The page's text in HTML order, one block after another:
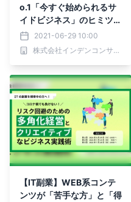
o.1「今すぐ始められるサ
イドビジネス」のヒミツ全
て教えます
2021-06-29 10:00
株式会社インデンコンサルティング
【IT副業】WEB系コンテ
ンツが「苦手な方」と「得